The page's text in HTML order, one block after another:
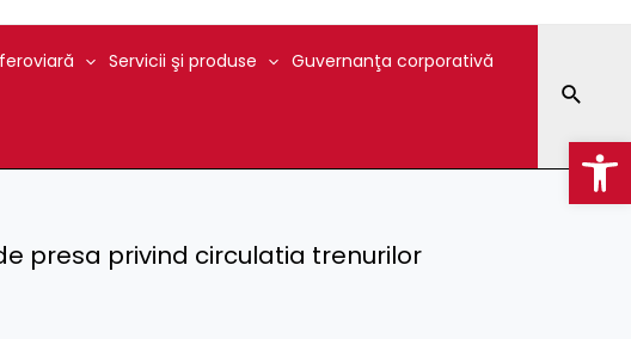
Servicii şi produse Guvernanţa corporativă
presa privind circulatia trenurilor